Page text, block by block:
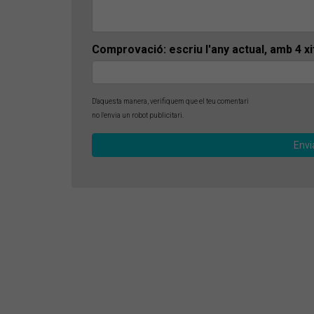
Comprovació: escriu l'any actual, amb 4
D'aquesta manera, verifiquem que el teu comentari
no l'envia un robot publicitari.